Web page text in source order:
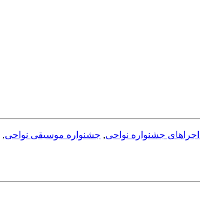
جشنواره نواحی, جشنواره موسیقی نواحی,